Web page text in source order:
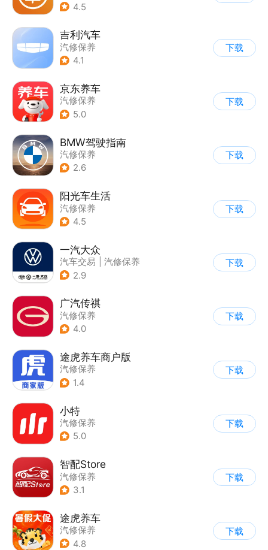
4.5
吉利汽车
汽修保养
4.1
下载
京东养车
汽修保养
5.0
下载
BMW驾驶指南
汽修保养
2.6
下载
阳光车生活
汽修保养
4.5
下载
一汽大众
汽车交易
汽修保养
2.9
下载
广汽传祺
汽修保养
4.0
下载
途虎养车商户版
汽修保养
1.4
下载
小特
汽修保养
5.0
下载
智配Store
汽修保养
3.1
下载
途虎养车
汽修保养
4.8
下载